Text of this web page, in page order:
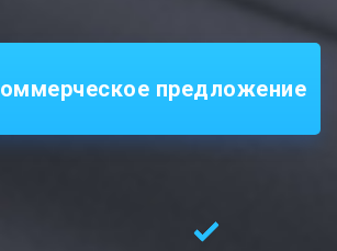
предложение